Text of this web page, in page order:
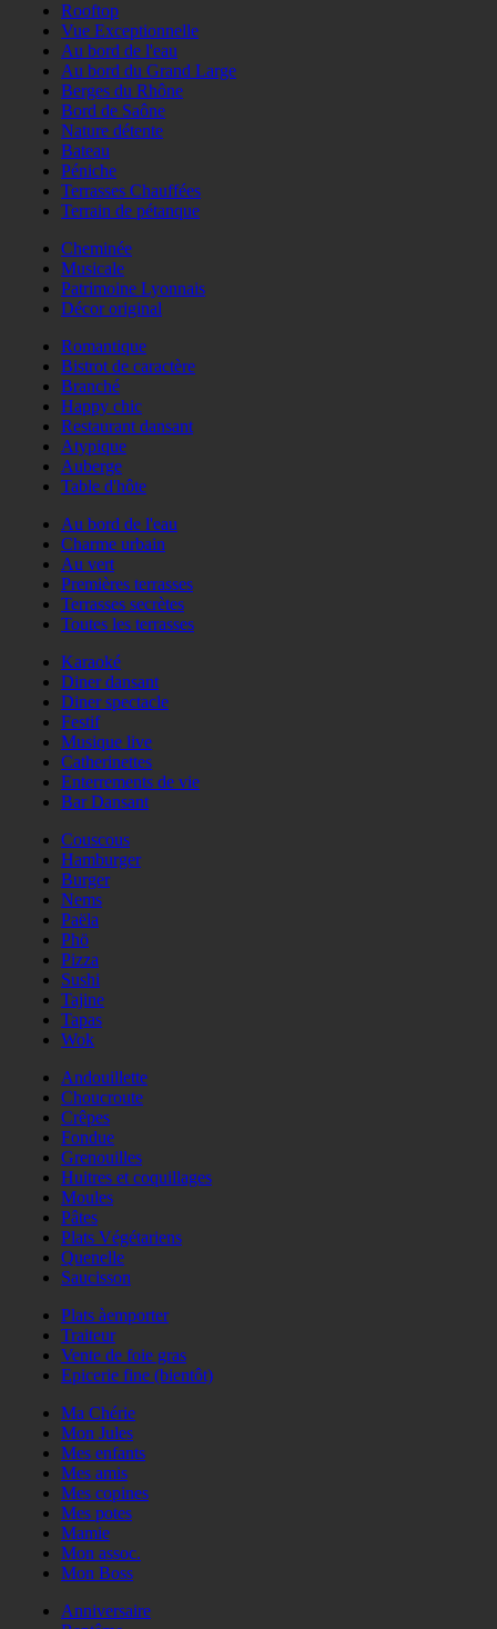
Rooftop
Vue Exceptionnelle
Au bord de l'eau
Au bord du Grand Large
Berges du Rhône
Bord de Saône
Nature détente
Bateau
Péniche
Terrasses Chauffées
Terrain de pétanque
Cheminée
Musicale
Patrimoine Lyonnais
Décor original
Romantique
Bistrot de caractère
Branché
Happy chic
Restaurant dansant
Atypique
Auberge
Table d'hôte
Au bord de l'eau
Charme urbain
Au vert
Premières terrasses
Terrasses secrètes
Toutes les terrasses
Karaoké
Diner dansant
Diner spectacle
Festif
Musique live
Catherinettes
Enterrements de vie
Bar Dansant
Couscous
Hamburger
Burger
Nems
Paëla
Phö
Pizza
Sushi
Tajine
Tapas
Wok
Andouillette
Choucroute
Crêpes
Fondue
Grenouilles
Huitres et coquillages
Moules
Pâtes
Plats Végétariens
Quenelle
Saucisson
Plats àemporter
Traiteur
Vente de foie gras
Epicerie fine (bientôt)
Ma Chérie
Mon Jules
Mes enfants
Mes amis
Mes copines
Mes potes
Mamie
Mon assoc.
Mon Boss
Anniversaire